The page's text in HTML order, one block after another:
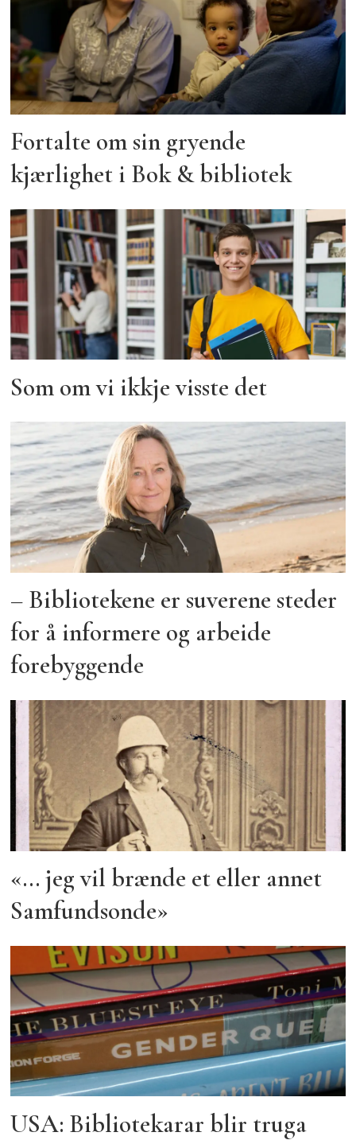
Fortalte om sin gryende
kjærlighet i Bok & bibliotek
Som om vi ikkje visste det
– Bibliotekene er suverene steder
for å informere og arbeide
forebyggende
«... jeg vil brænde et eller annet
Samfundsonde»
USA: Bibliotekarar blir truga